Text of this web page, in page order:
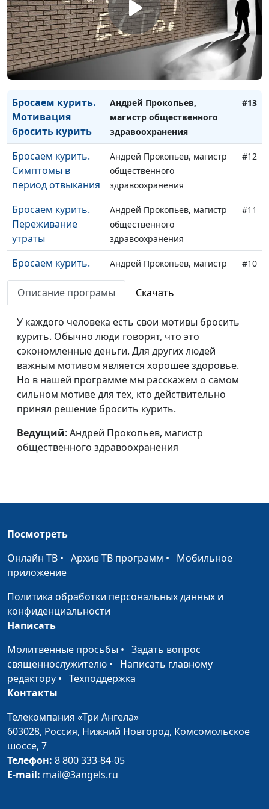
Мне нравится не
травиться
общественного
здравоохранения
Бросаем курить.
Моя самооценка и
мои достижения
Андрей Прокопьев, магистр
общественного
здравоохранения
#14
Бросаем курить.
Мотивация
бросить курить
Андрей Прокопьев,
магистр общественного
здравоохранения
#13
Бросаем курить.
Симптомы в
период отвыкания
Андрей Прокопьев, магистр
общественного
здравоохранения
#12
Бросаем курить.
Переживание
утраты
Андрей Прокопьев, магистр
общественного
здравоохранения
#11
Бросаем курить.
Кто мой друг?
Андрей Прокопьев, магистр
общественного
здравоохранения
#10
Бросаем курить.
Рацион питания
Андрей Прокопьев, магистр
здравоохранения
Бросаем курить.
Важная роль воды
Андрей Прокопьев, магистр
общественного
здравоохранения
Отказ от алкоголя
общественного
здравоохранения
кофеином
здравоохранения
Бросаем курить.
физическая
активность
здравоохранения
Бросаем курить.
Дышите свободно
Андрей Прокопьев, магистр
Бросаем курить.
Ответственный
момент
Андрей Прокопьев, магистр
общественного
здравоохранения
Осмысление
происходящего
общественного
здравоохранения
Бросаем курить.
Всеобъемлющий
Андрей Прокопьев, магистр
общественного
Описание програмы Скачать
У каждого человека есть свои мотивы бросить
курить. Обычно люди говорят, что это
сэкономленные деньги. Для других людей
важным мотивом является хорошее здоровье.
Но в нашей программе мы расскажем о самом
сильном мотиве для тех, кто действительно
принял решение бросить курить.
Ведущий: Андрей Прокопьев, магистр
общественного здравоохранения
Посмотреть
Онлайн ТВ • Архив ТВ программ • Мобильное
приложение
Политика обработки персональных данных и
конфиденциальности
Написать
Молитвенные просьбы • Задать вопрос
священнослужителю • Написать главному
редактору • Техподдержка
Контакты
Телекомпания «Три Ангела»
603028, Россия, Нижний Новгород, Комсомольское
шоссе, 7
Телефон: 8 800 333-84-05
E-mail: mail@3angels.ru